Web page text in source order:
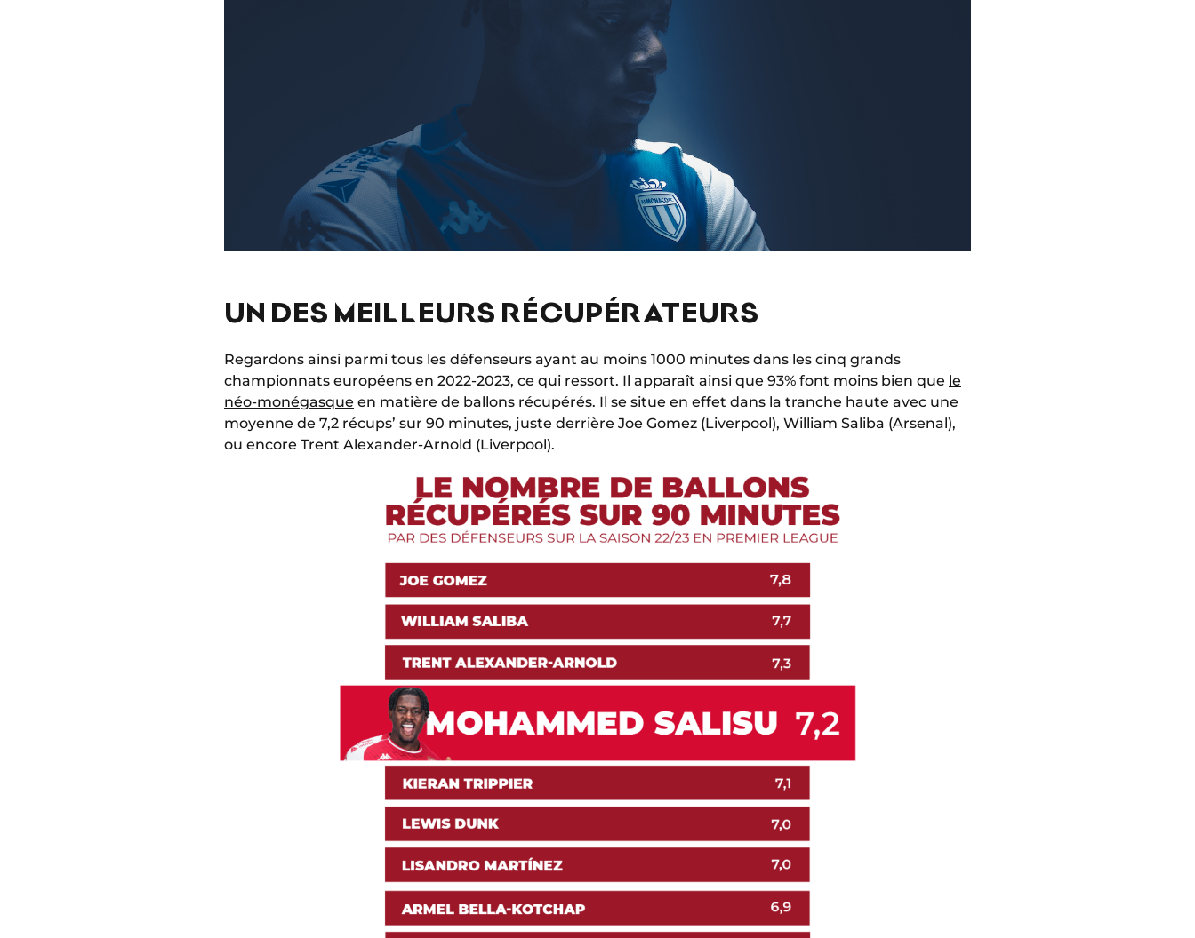
UN DES MEILLEURS RÉCUPÉRATEURS
Regardons ainsi parmi tous les défenseurs ayant au moins 1000 minutes dans les cinq grands
championnats européens en 2022-2023, ce qui ressort. Il apparaît ainsi que 93% font moins bien que le
néo-monégasque en matière de ballons récupérés. Il se situe en effet dans la tranche haute avec une
moyenne de 7,2 récups’ sur 90 minutes, juste derrière Joe Gomez (Liverpool), William Saliba (Arsenal),
ou encore Trent Alexander-Arnold (Liverpool).